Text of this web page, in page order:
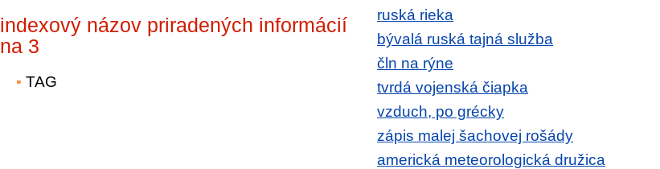
indexový názov priradených informácií
na 3
TAG
ruská rieka
bývalá ruská tajná služba
čln na rýne
tvrdá vojenská čiapka
vzduch, po grécky
zápis malej šachovej rošády
americká meteorologická družica